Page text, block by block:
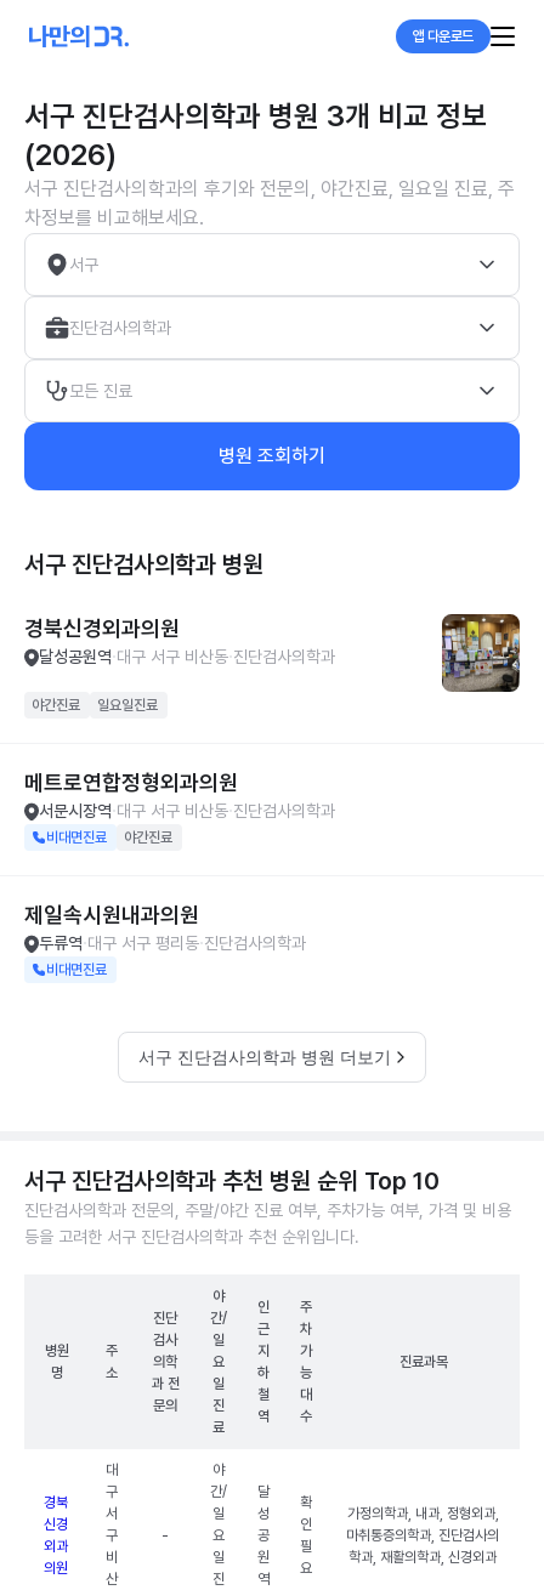
앱 다운로드
서구 진단검사의학과 병원 3개 비교 정보
(2026)
서구 진단검사의학과의 후기와 전문의, 야간진료, 일요일 진료, 주
차정보를 비교해보세요.
서구
진단검사의학과
모든 진료
병원 조회하기
서구 진단검사의학과 병원
경북신경외과의원
달성공원역 대구 서구 비산동 진단검사의학과
야간진료 일요일진료
메트로연합정형외과의원
서문시장역 대구 서구 비산동 진단검사의학과
비대면진료 야간진료
제일속시원내과의원
두류역 대구 서구 평리동 진단검사의학과
비대면진료
서구 진단검사의학과 병원 더보기
서구 진단검사의학과 추천 병원 순위 Top 10
진단검사의학과 전문의, 주말/야간 진료 여부, 주차가능 여부, 가격 및 비용
등을 고려한 서구 진단검사의학과 추천 순위입니다.
병원
명
주
소
진단
검사
의학
과 전
문의
야
간/
일
요
일
진
료
인
근
지
하
철
역
주
차
가
능
대
수
진료과목
경북
신경
외과
의원
대
구
서
구
비
산
-
야
간/
일
요
일
진
달
성
공
원
역
확
인
필
요
가정의학과, 내과, 정형외과,
마취통증의학과, 진단검사의
학과, 재활의학과, 신경외과